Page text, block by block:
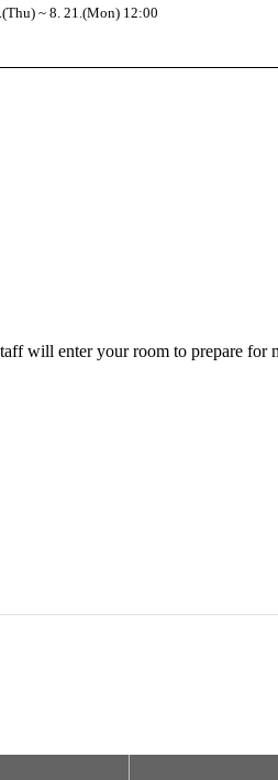
~ 8. 21.(Mon) 12:00
will enter your room to prepare for